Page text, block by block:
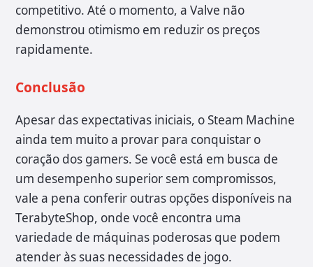
competitivo. Até o momento, a Valve não
demonstrou otimismo em reduzir os preços
rapidamente.
Conclusão
Apesar das expectativas iniciais, o Steam Machine
ainda tem muito a provar para conquistar o
coração dos gamers. Se você está em busca de
um desempenho superior sem compromissos,
vale a pena conferir outras opções disponíveis na
TerabyteShop, onde você encontra uma
variedade de máquinas poderosas que podem
atender às suas necessidades de jogo.